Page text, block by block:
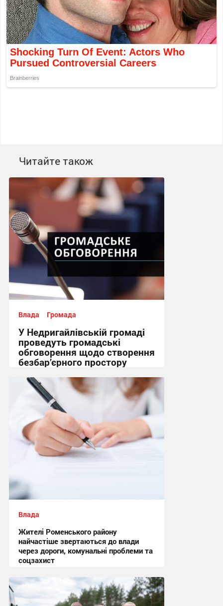
Читайте також
Влада Громада
У Недригайлівській громаді
проведуть громадські
обговорення щодо створення
безбар’єрного простору
08:05 вчора
Влада
Жителі Роменського району
найчастіше звертаються до влади
через дороги, комунальні проблеми та
соцзахист